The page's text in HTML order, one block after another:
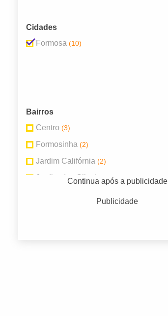
Cidades
Formosa (10)
Bairros
Centro (3)
Formosinha (2)
Jardim Califórnia (2)
Jardim das Oliveiras(1)
Continua após a publicidade
Publicidade